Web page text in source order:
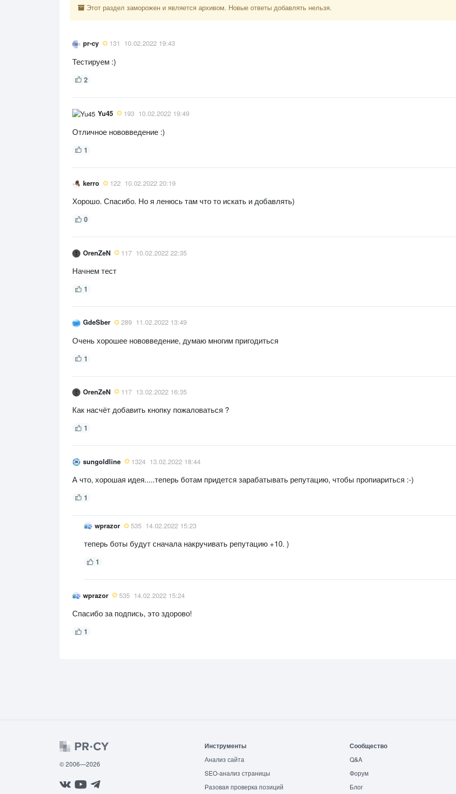
Этот раздел заморожен и является архивом. Новые ответы добавлять нельзя.
pr-cy 131 10.02.2022 19:43
Тестируем :)
2
Yu45 193 10.02.2022 19:49
Отличное нововведение :)
1
kerro 122 10.02.2022 20:19
Хорошо. Спасибо. Но я ленюсь там что то искать и добавлять)
0
OrenZeN 117 10.02.2022 22:35
Начнем тест
1
GdeSber 289 11.02.2022 13:49
Очень хорошее нововведение, думаю многим пригодиться
1
OrenZeN 117 13.02.2022 16:35
Как насчёт добавить кнопку пожаловаться ?
1
sungoldline 1324 13.02.2022 18:44
А что, хорошая идея.....теперь ботам придется зарабатывать репутацию, чтобы пропиариться :-)
1
wprazor 535 14.02.2022 15:23
теперь боты будут сначала накручивать репутацию +10. )
1
wprazor 535 14.02.2022 15:24
Спасибо за подпись, это здорово!
1
© 2006—2026
Инструменты
Анализ сайта
SEO-анализ страницы
Разовая проверка позиций
Сообщество
Q&A
Форум
Блог